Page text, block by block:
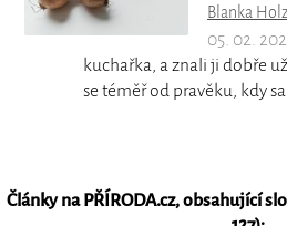
Blanka
05. 02.
kuchařka, a znali ji dobře
se téměř od pravěku, kdy
Články na PŘÍRODA.cz, obsahující